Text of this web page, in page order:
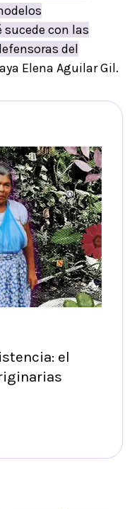
con las
del
Elena Aguilar Gil.
el